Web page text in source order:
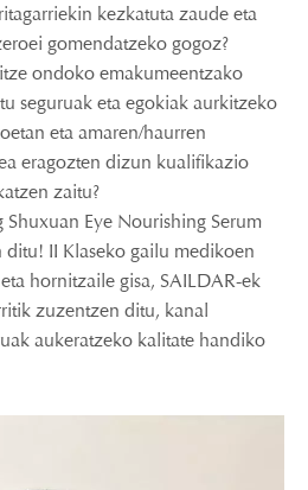
kezkatuta zaude eta
gomendatzeko gogoz?
ondoko emakumeentzako
seguruak eta egokiak aurkitzeko
eta amaren/haurren
eragozten dizun kualifikazio
zaitu?
Shuxuan Eye Nourishing Serum
II Klaseko gailu medikoen
hornitzaile gisa, SAILDAR-ek
zuzentzen ditu, kanal
aukeratzeko kalitate handiko